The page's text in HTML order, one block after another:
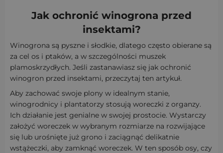
Jak ochronić winogrona przed
insektami?
Winogrona są pyszne i słodkie, dlatego często obierane są
za cel os i ptaków, a w szczególności muszek
plamoskrzydłych. Jeśli zastanawiasz się jak ochronić
winogron przed insektami, przeczytaj ten artykuł.
Aby zachować swoje plony w idealnym stanie,
winogrodnicy i plantatorzy stosują woreczki z organzy.
Ich działanie jest genialne w swojej prostocie. Wystarczy
założyć woreczek w wybranym rozmiarze na rozwijające
się lub urośnięte już grono i zaciągnąć delikatnie
wstążeczki, aby zamknąć woreczek. W ten sposób osy, czy